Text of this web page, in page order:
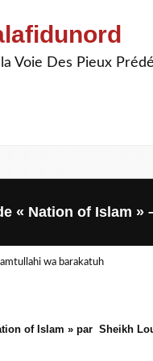
Voie Des Pieux
« Nation of Islam »
wa barakatuh
of Islam » par Sheikh